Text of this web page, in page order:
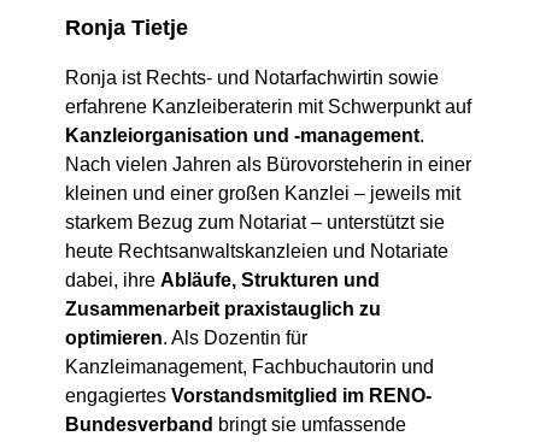
Ronja Tietje
Ronja ist Rechts- und Notarfachwirtin sowie
erfahrene Kanzleiberaterin mit Schwerpunkt auf
Kanzleiorganisation und -management.
Nach vielen Jahren als Bürovorsteherin in einer
kleinen und einer großen Kanzlei – jeweils mit
starkem Bezug zum Notariat – unterstützt sie
heute Rechtsanwaltskanzleien und Notariate
dabei, ihreAbläufe, Strukturen und
Zusammenarbeit praxistauglich zu
optimieren. Als Dozentin für
Kanzleimanagement, Fachbuchautorin und
engagiertesVorstandsmitglied im RENO-
Bundesverband bringt sie umfassende